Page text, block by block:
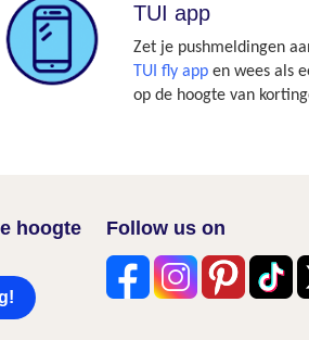
TUI app
Zet je pushmeldingen
TUI fly app en wees als
op de hoogte van
hoogte
Follow us on